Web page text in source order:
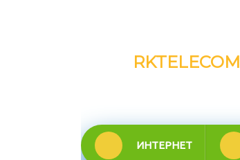
RKTELECOM
ИНТЕРНЕТ